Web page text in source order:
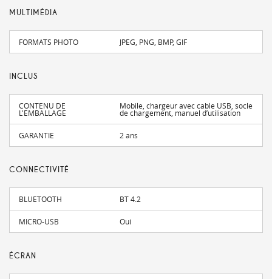
MULTIMÉDIA
FORMATS PHOTO JPEG, PNG, BMP, GIF
INCLUS
CONTENU DE
L'EMBALLAGE
Mobile, chargeur avec cable USB, socle
de chargement, manuel d’utilisation
GARANTIE 2 ans
CONNECTIVITÉ
BLUETOOTH BT 4.2
MICRO-USB Oui
ÉCRAN